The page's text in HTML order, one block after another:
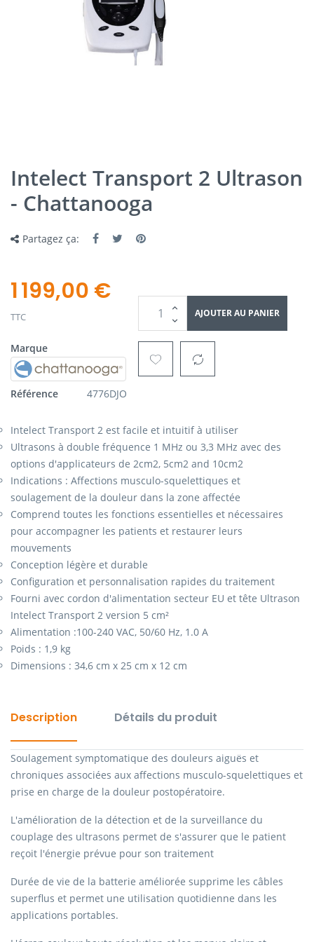
Intelect Transport 2 Ultrason
- Chattanooga
Partagez ça:
1 199,00 €
TTC
Marque
Référence 4776DJO
AJOUTER AU PANIER
Intelect Transport 2 est facile et intuitif à utiliser
Ultrasons à double fréquence 1 MHz ou 3,3 MHz avec des
options d'applicateurs de 2cm2, 5cm2 and 10cm2
Indications : Affections musculo-squelettiques et
soulagement de la douleur dans la zone affectée
Comprend toutes les fonctions essentielles et nécessaires
pour accompagner les patients et restaurer leurs
mouvements
Conception légère et durable
Configuration et personnalisation rapides du traitement
Fourni avec cordon d'alimentation secteur EU et tête Ultrason
Intelect Transport 2 version 5 cm²
Alimentation :100-240 VAC, 50/60 Hz, 1.0 A
Poids : 1,9 kg
Dimensions : 34,6 cm x 25 cm x 12 cm
Description Détails du produit
Soulagement symptomatique des douleurs aiguës et
chroniques associées aux affections musculo-squelettiques et
prise en charge de la douleur postopératoire.
L'amélioration de la détection et de la surveillance du
couplage des ultrasons permet de s'assurer que le patient
reçoit l'énergie prévue pour son traitement
Durée de vie de la batterie améliorée supprime les câbles
superflus et permet une utilisation quotidienne dans les
applications portables.